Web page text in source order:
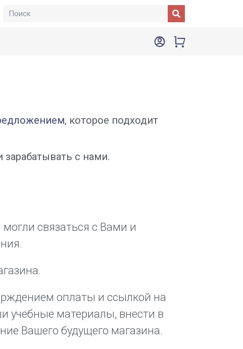
, которое подходит
с нами.
связаться с Вами и
оплаты и ссылкой на
учебные материалы, внести в
Вашего будущего магазина.